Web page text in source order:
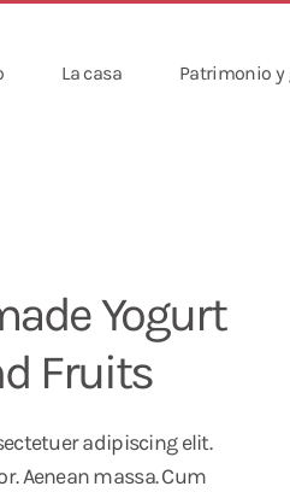
La casa Patrimonio
Yogurt
Fruits
adipiscing elit.
Aenean massa. Cum